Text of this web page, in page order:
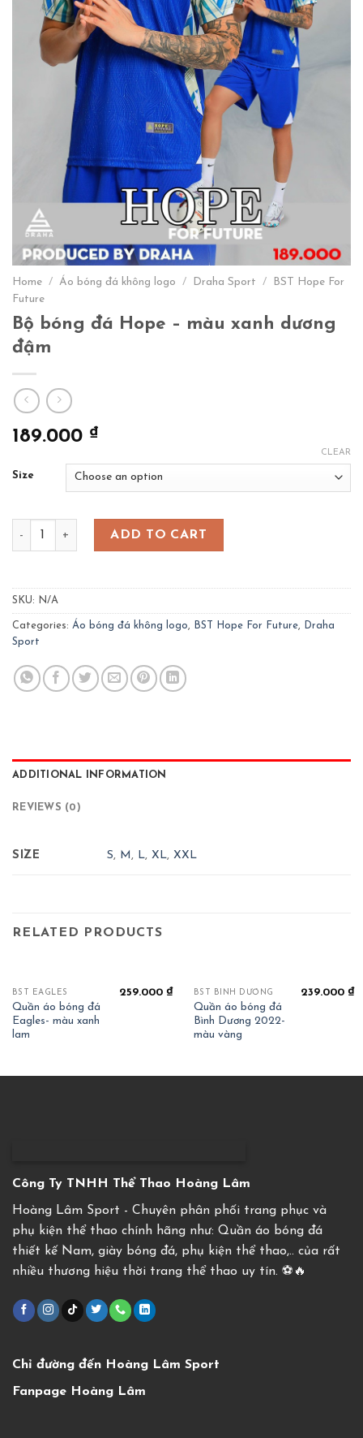
Home / Áo bóng đá không logo / Draha Sport /
BST Hope For
Future
Bộ bóng đá Hope – màu xanh dương
đậm
189.000 ₫
Size
CLEAR
Bộ bóng đá Hope - màu xanh dương đậm quantity
ADD TO CART
SKU: N/A
Categories: Áo bóng đá không logo, BST Hope For Future,
Draha
Sport
ADDITIONAL INFORMATION
REVIEWS (0)
SIZE S, M, L,XL,XXL
RELATED PRODUCTS
BST EAGLES
Quần áo bóng đá
Eagles- màu xanh
lam
259.000₫ BST BÌNH DƯƠNG
Quần áo bóng đá
Bình Dương 2022-
màu vàng
239.000₫
Công Ty TNHH Thể Thao Hoàng Lâm
Hoàng Lâm Sport - Chuyên phân phối trang phục và
phụ kiện thể thao chính hãng như: Quần áo bóng đá
thiết kế Nam, giày bóng đá, phụ kiện thể thao,.. của rất
nhiều thương hiệu thời trang thể thao uy tín. ⚽️🔥
Chỉ đường đến Hoàng Lâm Sport
Fanpage Hoàng Lâm